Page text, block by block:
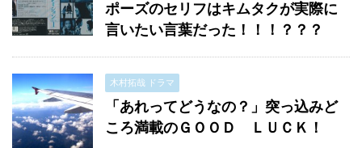
ポーズのセリフはキムタクが実際に
言いたい言葉だった！！！？？？
木村拓哉 ドラマ
「あれってどうなの？」突っ込みど
ころ満載のＧＯＯＤ ＬＵＣＫ！